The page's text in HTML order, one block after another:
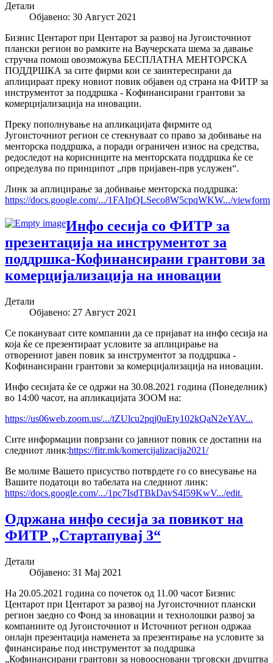
Детали
Објавено: 30 Август 2021
Бизнис Центарот при Центарот за развој на Југоисточниот
плански регион во рамките на Ваучерската шема за давање
стручна помош овозможува БЕСПЛАТНА МЕНТОРСКА
ПОДДРШКА за сите фирми кои се заинтересирани да
аплицираат преку новиот повик објавен од страна на ФИТР за
инструментот за поддршка - Кoфинансирани грантови за
комерцијализација на иновации.
Преку пополнување на апликацијата фирмите од
Југоисточниот регион се стекнуваат со право за добивање на
менторска поддршка, а поради ограничен износ на средства,
редоследот на корисниците на менторската поддршка ќе се
определува по принципот „прв пријавен-прв услужен“.
Линк за аплицирање за добивање менторска поддршка:
https://docs.google.com/.../1FAIpQLSeco8W5cpqWKW.../viewform
Инфо сесија со ФИТР за
презентација на инструментот за
поддршка-Кофинансирани грантови за
комерцијализација на иновации
Детали
Објавено: 27 Август 2021
Се покануваат сите компании да се пријават на инфо сесија на
која ќе се презентираат условите за аплицирање на
отворениот јавен повик за инструментот за поддршка -
Кoфинансирани грантови за комерцијализација на иновации.
Инфо сесијата ќе се одржи на 30.08.2021 година (Понеделник)
во 14:00 часот, на апликацијата ЗООМ на:
https://us06web.zoom.us/.../tZUlcu2pqj0uEty102kQaN2eYAV...
Сите информации поврзани со јавниот повик се достапни на
следниот линк:https://fitr.mk/komercijalizacija2021/
Ве молиме Вашето присуство потврдете го со внесување на
Вашите податоци во табелата на следниот линк:
https://docs.google.com/.../1pc7IsdTBkDavS4I59KwV.../edit.
Одржана инфо сесија за повикот на
ФИТР „Стартапувај 3“
Детали
Објавено: 31 Мај 2021
На 20.05.2021 година со почеток од 11.00 часот Бизнис
Центарот при Центарот за развој на Југоисточниот плански
регион заедно со Фонд за иновации и технолошки развој за
компаниите од Југоисточниот и Источниот регион одржаа
онлајн презентација наменета за презентирање на условите за
финансирање под инструментот за поддршка
„Кофинансирани грантови за новоосновани трговски друштва